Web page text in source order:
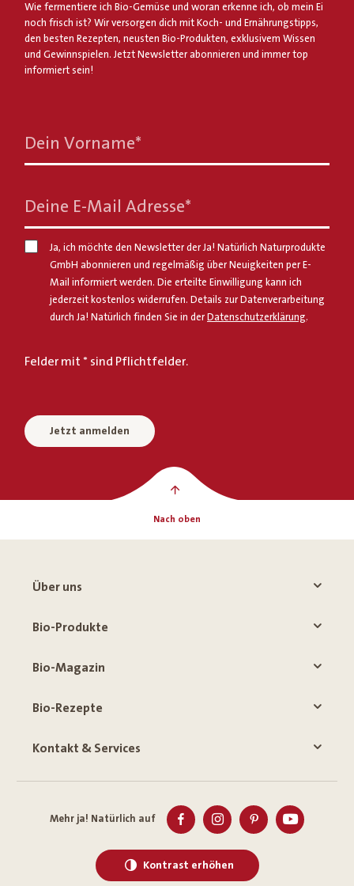
Wie fermentiere ich Bio-Gemüse und woran erkenne ich, ob mein Ei
noch frisch ist? Wir versorgen dich mit Koch- und Ernährungstipps,
den besten Rezepten, neusten Bio-Produkten, exklusivem Wissen
und Gewinnspielen. Jetzt Newsletter abonnieren und immer top
informiert sein!
Dein Vorname*
Deine E-Mail Adresse*
Ja, ich möchte den Newsletter der Ja! Natürlich Naturprodukte
GmbH abonnieren und regelmäßig über Neuigkeiten per E-
Mail informiert werden. Die erteilte Einwilligung kann ich
jederzeit kostenlos widerrufen. Details zur Datenverarbeitung
durch Ja! Natürlich finden Sie in derDatenschutzerklärung.
Felder mit * sind Pflichtfelder.
Jetzt anmelden
Nach oben
Über uns
Bio-Produkte
Bio-Magazin
Bio-Rezepte
Kontakt & Services
Mehr ja! Natürlich auf
Kontrast erhöhen